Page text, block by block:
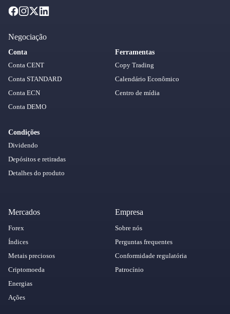
Negociação
Conta
Conta CENT
Conta STANDARD
Conta ECN
Conta DEMO
Condições
Dividendo
Depósitos e retiradas
Detalhes do produto
Ferramentas
Copy Trading
Calendário Econômico
Centro de mídia
Mercados
Forex
Índices
Metais preciosos
Criptomoeda
Energias
Ações
Empresa
Sobre nós
Perguntas frequentes
Conformidade regulatória
Patrocínio